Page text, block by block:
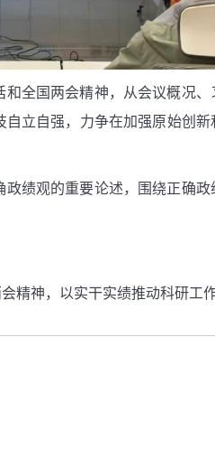
全国两会精神，从会议概况
立自强，力争在加强原始创
绩观的重要论述，围绕正确
神，以实干实绩推动科研工